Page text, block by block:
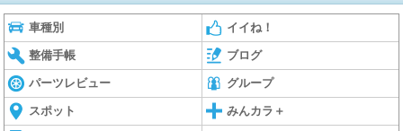
車種別 イイね！
整備手帳 ブログ
パーツレビュー グループ
スポット みんカラ＋